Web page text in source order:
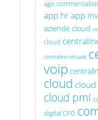
ago commercialisti
app hrapp
aziende cloud
cloud
centralino virtuale
voip
cloud
cloud pmi
digital CFO